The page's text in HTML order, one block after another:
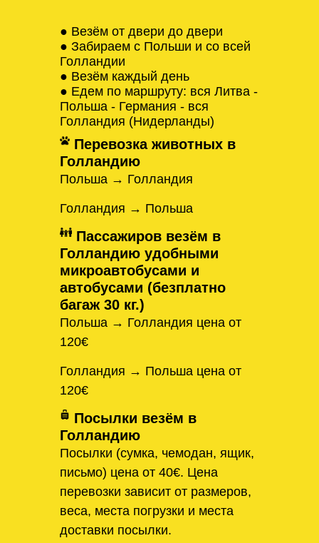
● Везём от двери до двери
● Забираем с Польши и со всей
Голландии
● Везём каждый день
● Едем по маршруту: вся Литва -
Польша - Германия - вся
Голландия (Нидерланды)
Перевозка животных в
Голландию
Польша → Голландия
Голландия → Польша
Пассажиров везём в
Голландию удобными
микроавтобусами и
автобусами (безплатно
багаж 30 кг.)
Польша → Голландия цена от
120€
Голландия → Польша цена от
120€
Посылки везём в
Голландию
Посылки (сумка, чемодан, ящик,
письмо) цена от 40€. Цена
перевозки зависит от размеров,
веса, места погрузки и места
доставки посылки.